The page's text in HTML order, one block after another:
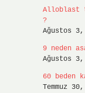
Alloblast
?
Ağustos 3,
9 neden
Ağustos 3,
60 beden
Temmuz